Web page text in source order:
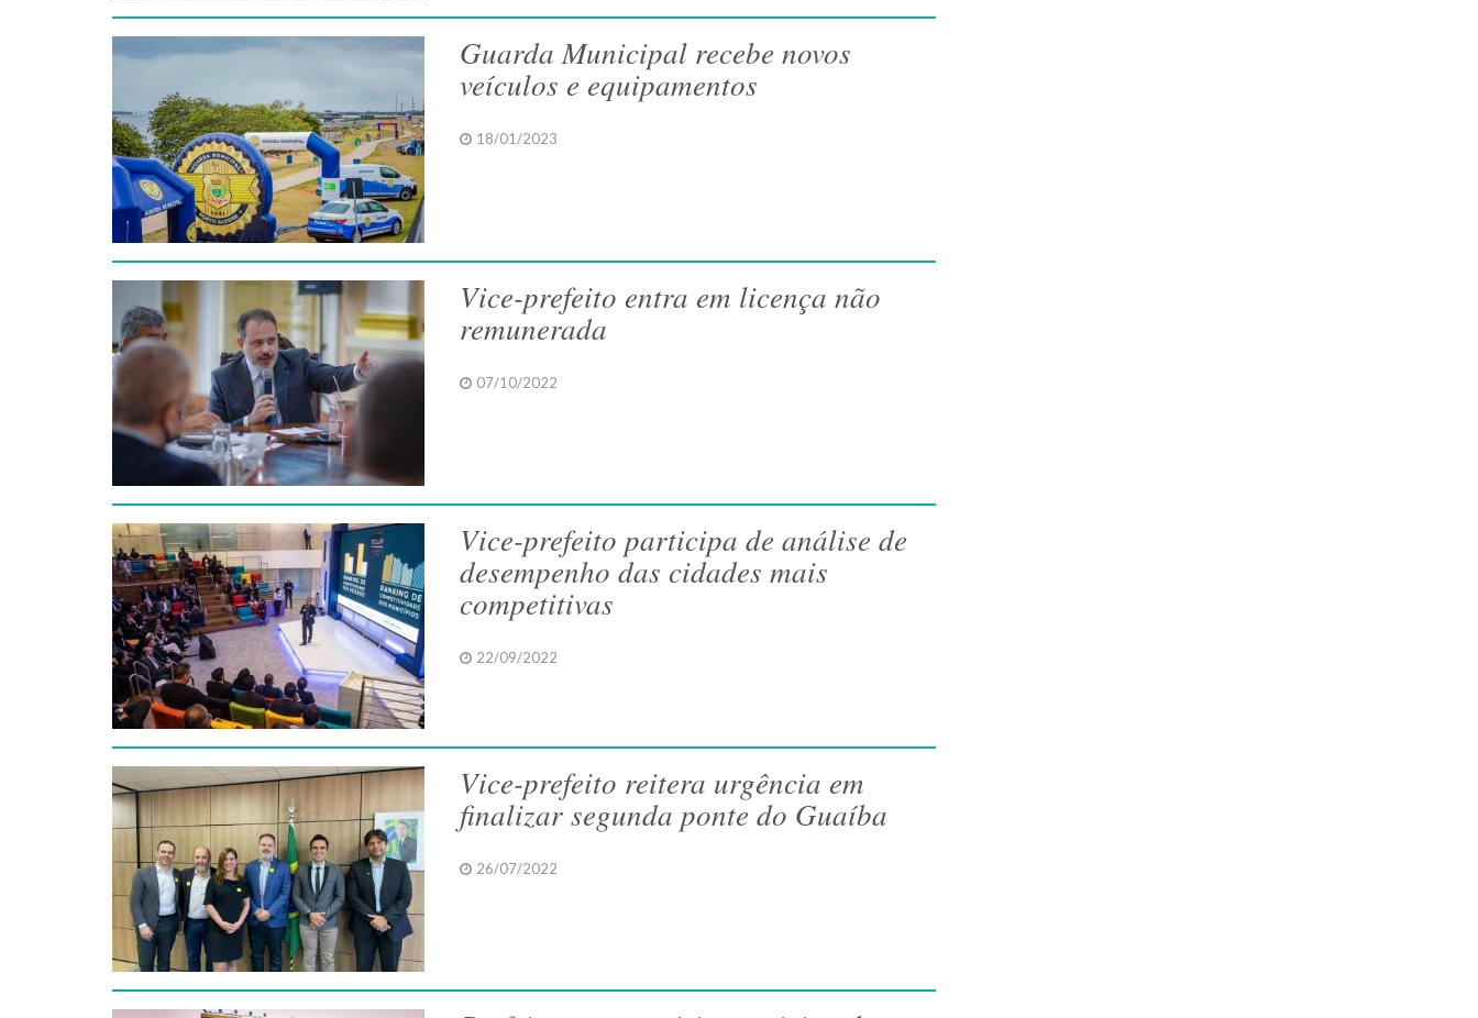
Guarda Municipal recebe novos
veículos e equipamentos
18/01/2023
Vice-prefeito entra em licença não
remunerada
07/10/2022
Vice-prefeito participa de análise de
desempenho das cidades mais
competitivas
22/09/2022
Vice-prefeito reitera urgência em
finalizar segunda ponte do Guaíba
26/07/2022